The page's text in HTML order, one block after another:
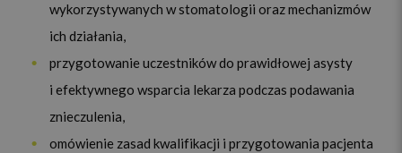
wykorzystywanych w stomatologii oraz mechanizmów
ich działania,
przygotowanie uczestników do prawidłowej asysty
i efektywnego wsparcia lekarza podczas podawania
znieczulenia,
omówienie zasad kwalifikacji i przygotowania pacjenta